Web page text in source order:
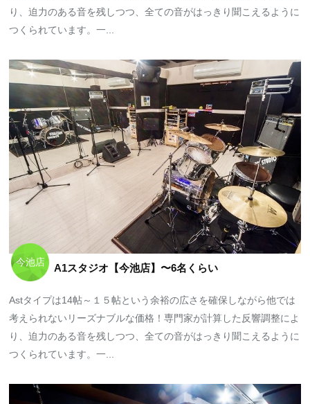
り、迫力のある音を残しつつ、全ての音がはっきり聞こえるように
つくられています。一...
今池店 A1スタジオ【今池店】〜6名くらい
Astタイプは14帖～１５帖という余裕の広さを確保しながら他では
考えられないリーズナブルな価格！専門家が計算した反響調整によ
り、迫力のある音を残しつつ、全ての音がはっきり聞こえるように
つくられています。一...